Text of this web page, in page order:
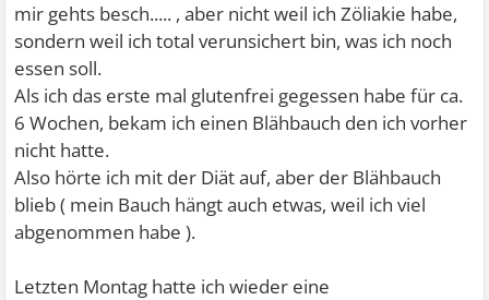
mir gehts besch..... , aber nicht weil ich Zöliakie habe,
sondern weil ich total verunsichert bin, was ich noch
essen soll.
Als ich das erste mal glutenfrei gegessen habe für ca.
6 Wochen, bekam ich einen Blähbauch den ich vorher
nicht hatte.
Also hörte ich mit der Diät auf, aber der Blähbauch
blieb ( mein Bauch hängt auch etwas, weil ich viel
abgenommen habe ).
Letzten Montag hatte ich wieder eine